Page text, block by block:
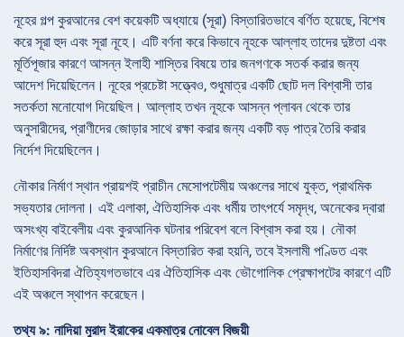
নূহের গল্প কুরআনের বেশ কয়েকটি অধ্যায়ে (সূরা) বিস্তারিতভাবে বর্ণিত হয়েছে, বিশেষ
করে সূরা হুদ এবং সূরা নূহে। এটি বর্ণনা করে কিভাবে নূহকে আল্লাহ তাদের দুষ্টতা এবং
মূর্তিপূজার কারণে আসন্ন ইলাহী শাস্তির বিষয়ে তার জনগণকে সতর্ক করার জন্য
আদেশ দিয়েছিলেন। নূহের প্রচেষ্টা সত্ত্বেও, শুধুমাত্র একটি ছোট দল বিশ্বাসী তার
সতর্কতা মনোযোগ দিয়েছিল। আল্লাহ তখন নূহকে আসন্ন প্লাবন থেকে তার
অনুসারীদের, প্রাণীদের জোড়ার সাথে রক্ষা করার জন্য একটি বড় পাত্র তৈরি করার
নির্দেশ দিয়েছিলেন।
নৌকার নির্মাণ স্থান প্রায়শই প্রাচীন মেসোপটেমীয় অঞ্চলের সাথে যুক্ত, প্রাথমিক
সভ্যতার দোলনা। এই এলাকা, ঐতিহাসিক এবং ধর্মীয় তাৎপর্যে সমৃদ্ধ, অনেকের দ্বারা
অসংখ্য বাইবেলীয় এবং কুরআনিক ঘটনার পরিবেশ বলে বিশ্বাস করা হয়। নৌকা
নির্মাণের নির্দিষ্ট অবস্থান কুরআনে বিস্তারিত করা হয়নি, তবে ইসলামী পণ্ডিত এবং
ইতিহাসবিদরা ঐতিহ্যগতভাবে এর ঐতিহাসিক এবং ভৌগোলিক প্রেক্ষাপটের কারণে এটি
এই অঞ্চলে স্থাপন করেছেন।
তথ্য ৯: নাদিয়া মুরাদ ইরাকের একমাত্র নোবেল বিজয়ী